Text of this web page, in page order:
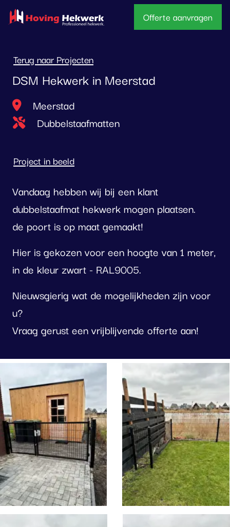
overslaan
Offerte aanvragen
Terug naar Projecten
DSM Hekwerk in Meerstad
Locatie
Meerstad
Type project
Dubbelstaafmatten
Project in beeld
Vandaag hebben wij bij een klant
dubbelstaafmat hekwerk mogen plaatsen.
de poort is op maat gemaakt!
Hier is gekozen voor een hoogte van 1 meter,
in de kleur zwart - RAL9005.
Nieuwsgierig wat de mogelijkheden zijn voor
u?
Vraag gerust een vrijblijvende offerte aan!